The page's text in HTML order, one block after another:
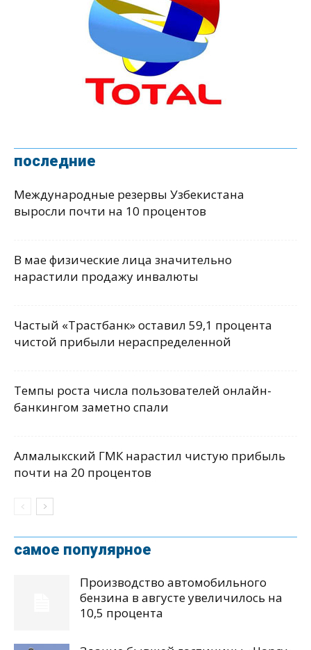
последние
Международные резервы Узбекистана
выросли почти на 10 процентов
В мае физические лица значительно
нарастили продажу инвалюты
Частый «Трастбанк» оставил 59,1 процента
чистой прибыли нераспределенной
Темпы роста числа пользователей онлайн-
банкингом заметно спали
Алмалыкский ГМК нарастил чистую прибыль
почти на 20 процентов
самое популярное
Производство автомобильного
бензина в августе увеличилось на
10,5 процента